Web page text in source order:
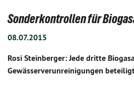
Sonderkontrollen für
08.07.2015
Rosi Steinberger: Jede dritte
Gewässerverunreinigungen